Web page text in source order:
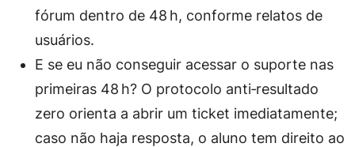
fórum dentro de 48 h, conforme relatos de
usuários.
E se eu não conseguir acessar o suporte nas
primeiras 48 h? O protocolo anti‑resultado
zero orienta a abrir um ticket imediatamente;
caso não haja resposta, o aluno tem direito ao